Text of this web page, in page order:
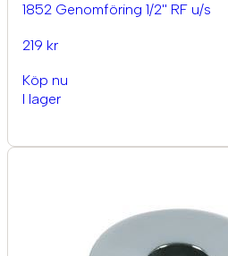
1852 Genomföring 1/2'' RF u/s
219 kr
Köp nu
I lager